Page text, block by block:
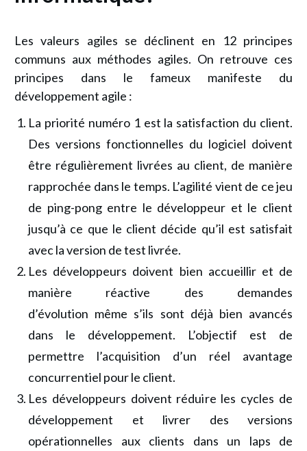
Les valeurs agiles se déclinent en 12 principes
communs aux méthodes agiles. On retrouve ces
principes dans le fameux manifeste du
développement agile :
La priorité numéro 1 est la satisfaction du client.
Des versions fonctionnelles du logiciel doivent
être régulièrement livrées au client, de manière
rapprochée dans le temps. L’agilité vient de ce jeu
de ping-pong entre le développeur et le client
jusqu’à ce que le client décide qu’il est satisfait
avec la version de test livrée.
Les développeurs doivent bien accueillir et de
manière réactive des demandes
d’évolution même s’ils sont déjà bien avancés
dans le développement. L’objectif est de
permettre l’acquisition d’un réel avantage
concurrentiel pour le client.
Les développeurs doivent réduire les cycles de
développement et livrer des versions
opérationnelles aux clients dans un laps de